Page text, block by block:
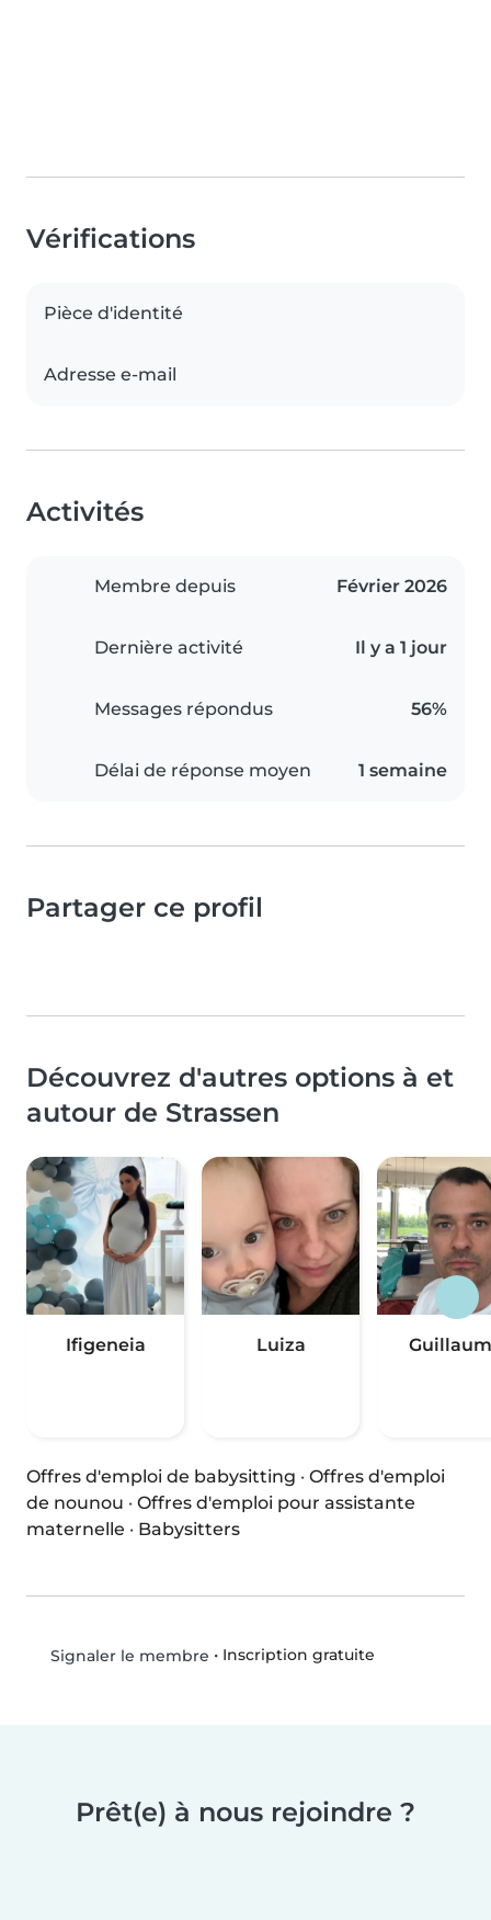
Vérifications
Pièce d'identité
Adresse e-mail
Activités
Membre depuis Février 2026
Dernière activité Il y a 1 jour
Messages répondus 56%
Délai de réponse moyen 1 semaine
Partager ce profil
Découvrez d'autres options à et
autour de Strassen
Ifigeneia Luiza
Offres d'emploi de babysitting · Offres d'emploi
de nounou · Offres d'emploi pour assistante
maternelle · Babysitters
Signaler le membre • Inscription gratuite
Prêt(e) à nous rejoindre ?